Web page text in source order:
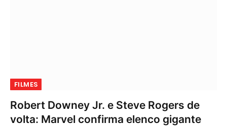
FILMES
Robert Downey Jr. e Steve Rogers de
volta: Marvel confirma elenco gigante